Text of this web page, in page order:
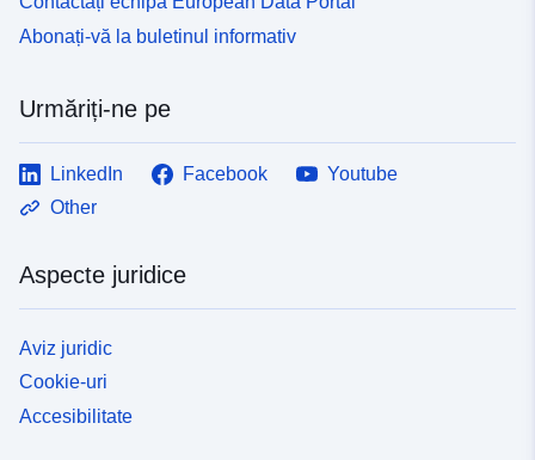
Abonați-vă la buletinul informativ
Urmăriți-ne pe
LinkedIn Facebook
Youtube
Other
Aspecte juridice
Aviz juridic
Cookie-uri
Accesibilitate